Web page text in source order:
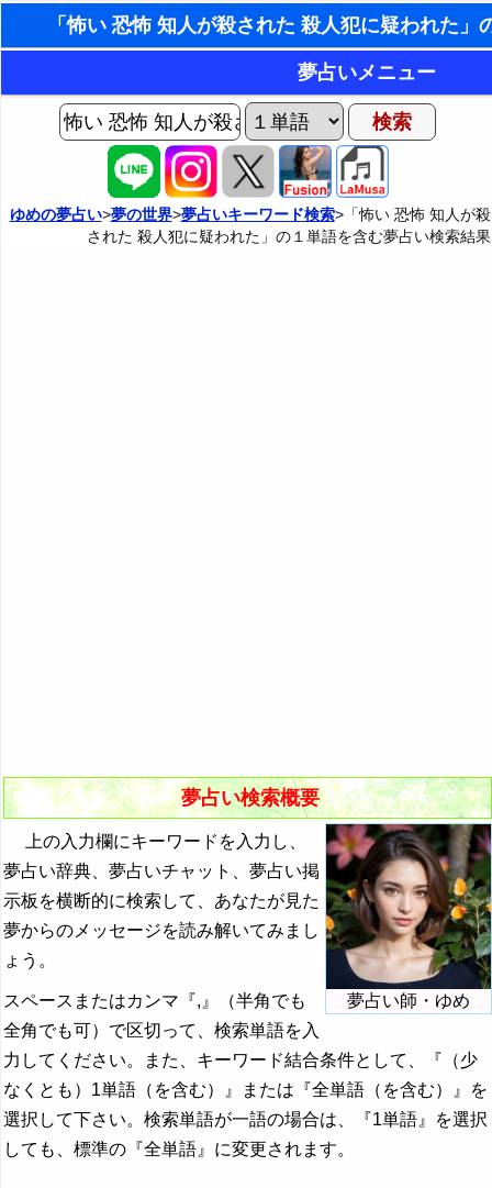
東洋・西洋占星術
ホラリー占星術
手相占いで未来診断
タロットカードで無料占
命名の姓名判断
夢占いメニュー
AIゆめの夢占いチャット
ヨセフの夢占い
夢占いの歴史
夢占い掲示板
カテゴリー別夢占い
ゆめの夢占い>夢の世界>夢占いキーワード検索>「怖い 恐怖 知人が殺
された 殺人犯に疑われた」の１単語を含む夢占い検索結果
夢占い検索概要
夢占い師・ゆめ
上の入力欄にキーワードを入力し、
夢占い辞典、夢占いチャット、夢占い掲
示板を横断的に検索して、あなたが見た
夢からのメッセージを読み解いてみまし
ょう。
スペースまたはカンマ『,』（半角でも
全角でも可）で区切って、検索単語を入
力してください。また、キーワード結合条件として、『（少
なくとも）1単語（を含む）』または『全単語（を含む）』を
選択して下さい。検索単語が一語の場合は、『1単語』を選択
しても、標準の『全単語』に変更されます。